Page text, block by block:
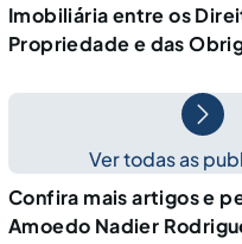
Imobiliária entre os
Propriedade e das
Ver todas as
Confira mais artigos e
Amoedo Nadier